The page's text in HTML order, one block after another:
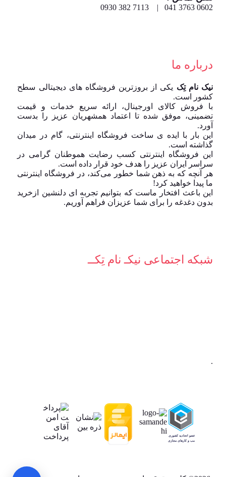
0602 3763 041 | 7113 382 0930
درباره ما
نیک نام تِک یکی از بروزترین فروشگاه های دیجیتالی سطح
کشور است.
با فروش کالای اورجینال، ارائه سریع خدمات و قیمت
تضمینی، موفق شده تا اعتماد همشهریان عزیز را بدست
آورد.
این بار با ایده ی ساخت فروشگاه اینترنتی، گام در میدان
گذاشته است.
این فروشگاه اینترنتی کسب رضایت هموطنان گرامی در
سراسر ایران عزیز را هدف خود قرار داده است.
هر آنچه که به ذهن شما خطور می‌کند، در فروشگاه اینترنتی
ما پیدا خواهید کرد!
این باعث افتخار ماست که بتوانیم تجربه ای دلنشین ازخرید
بدون دغدغه را برای شما عزیزان فراهم آوریم.
شبکه‌ اجتماعی نیکـ نام تِکــ
.